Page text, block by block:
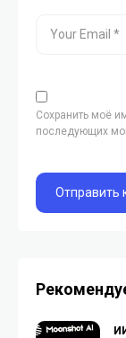
Сохранить моё
последующих